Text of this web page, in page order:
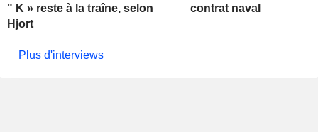
" K » reste à la traîne, selon
Hjort
contrat naval
Plus d'interviews